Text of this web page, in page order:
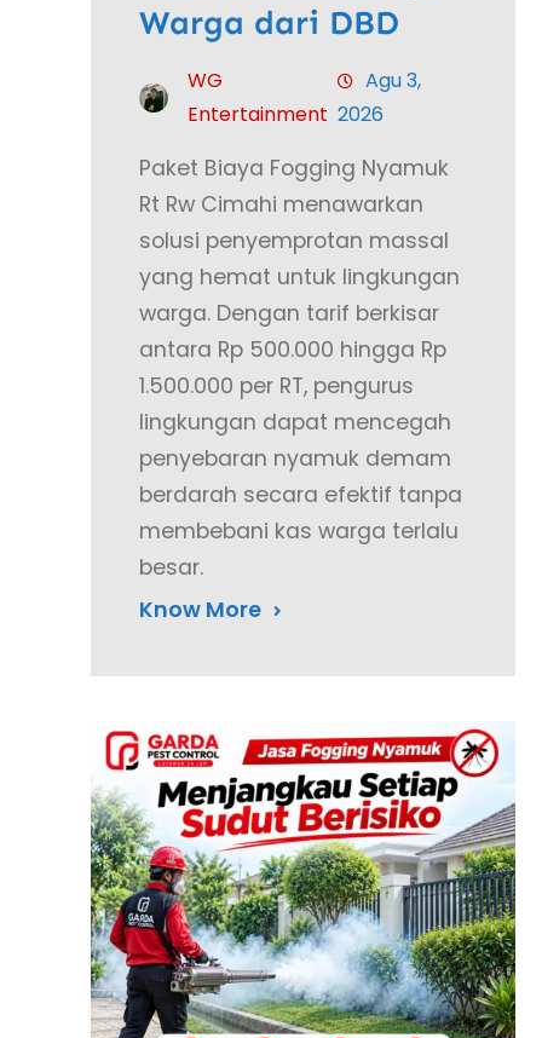
Warga dari DBD
WG
Entertainment
Agu 3,
2026
Paket Biaya Fogging Nyamuk
Rt Rw Cimahi menawarkan
solusi penyemprotan massal
yang hemat untuk lingkungan
warga. Dengan tarif berkisar
antara Rp 500.000 hingga Rp
1.500.000 per RT, pengurus
lingkungan dapat mencegah
penyebaran nyamuk demam
berdarah secara efektif tanpa
membebani kas warga terlalu
besar.
Know More